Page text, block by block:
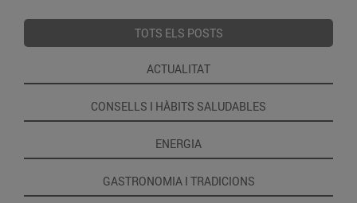
TOTS ELS POSTS
ACTUALITAT
CONSELLS I HÀBITS SALUDABLES
ENERGIA
GASTRONOMIA I TRADICIONS